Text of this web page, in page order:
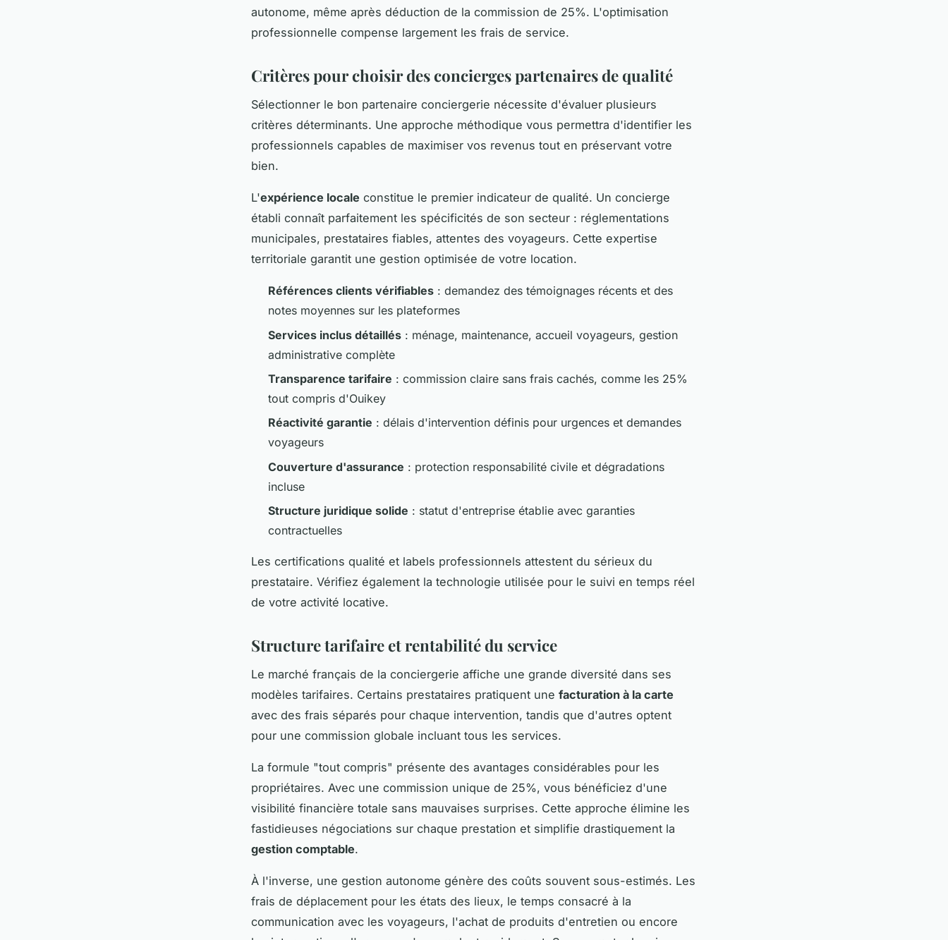
autonome, même après déduction de la commission de 25%. L'optimisation
professionnelle compense largement les frais de service.
Critères pour choisir des concierges partenaires de qualité
Sélectionner le bon partenaire conciergerie nécessite d'évaluer plusieurs
critères déterminants. Une approche méthodique vous permettra d'identifier les
professionnels capables de maximiser vos revenus tout en préservant votre
bien.
L'expérience locale constitue le premier indicateur de qualité. Un concierge
établi connaît parfaitement les spécificités de son secteur : réglementations
municipales, prestataires fiables, attentes des voyageurs. Cette expertise
territoriale garantit une gestion optimisée de votre location.
Références clients vérifiables : demandez des témoignages récents et des
notes moyennes sur les plateformes
Services inclus détaillés : ménage, maintenance, accueil voyageurs, gestion
administrative complète
Transparence tarifaire : commission claire sans frais cachés, comme les 25%
tout compris d'Ouikey
Réactivité garantie : délais d'intervention définis pour urgences et demandes
voyageurs
Couverture d'assurance : protection responsabilité civile et dégradations
incluse
Structure juridique solide : statut d'entreprise établie avec garanties
contractuelles
Les certifications qualité et labels professionnels attestent du sérieux du
prestataire. Vérifiez également la technologie utilisée pour le suivi en temps réel
de votre activité locative.
Structure tarifaire et rentabilité du service
Le marché français de la conciergerie affiche une grande diversité dans ses
modèles tarifaires. Certains prestataires pratiquent une facturation à la carte
avec des frais séparés pour chaque intervention, tandis que d'autres optent
pour une commission globale incluant tous les services.
La formule "tout compris" présente des avantages considérables pour les
propriétaires. Avec une commission unique de 25%, vous bénéficiez d'une
visibilité financière totale sans mauvaises surprises. Cette approche élimine les
fastidieuses négociations sur chaque prestation et simplifie drastiquement la
gestion comptable.
À l'inverse, une gestion autonome génère des coûts souvent sous-estimés. Les
frais de déplacement pour les états des lieux, le temps consacré à la
communication avec les voyageurs, l'achat de produits d'entretien ou encore